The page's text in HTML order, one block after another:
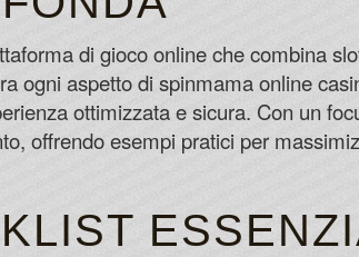
Machine
about Pelaa is how perfectly
di gioco online che combina
ogni aspetto di spinmama online
ottimizzata e sicura. Con un
offrendo esempi pratici per